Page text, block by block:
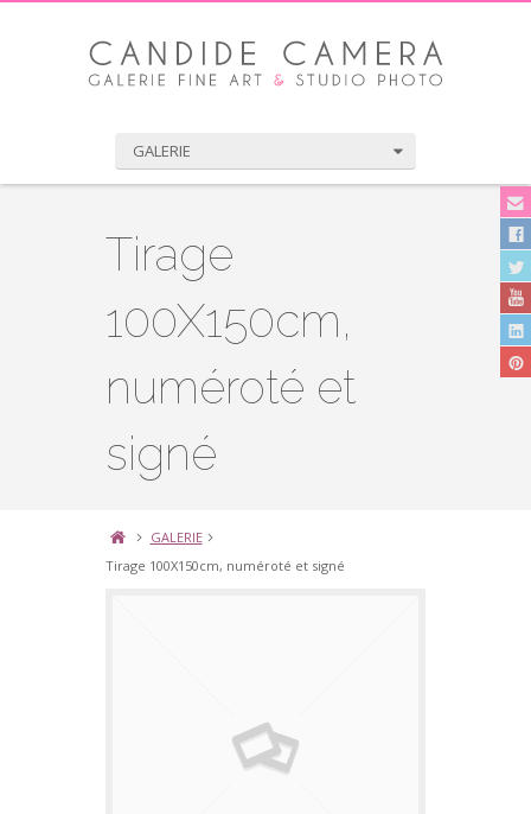
GALERIE
Tirage
100X150cm,
numéroté et
signé
GALERIE
Tirage 100X150cm, numéroté et signé